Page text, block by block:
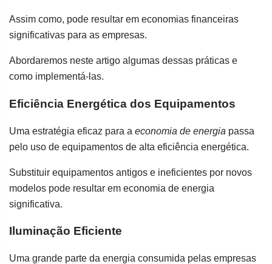
Assim como, pode resultar em economias financeiras
significativas para as empresas.
Abordaremos neste artigo algumas dessas práticas e
como implementá-las.
Eficiência Energética dos Equipamentos
Uma estratégia eficaz para a economia de energia passa
pelo uso de equipamentos de alta eficiência energética.
Substituir equipamentos antigos e ineficientes por novos
modelos pode resultar em economia de energia
significativa.
Iluminação Eficiente
Uma grande parte da energia consumida pelas empresas